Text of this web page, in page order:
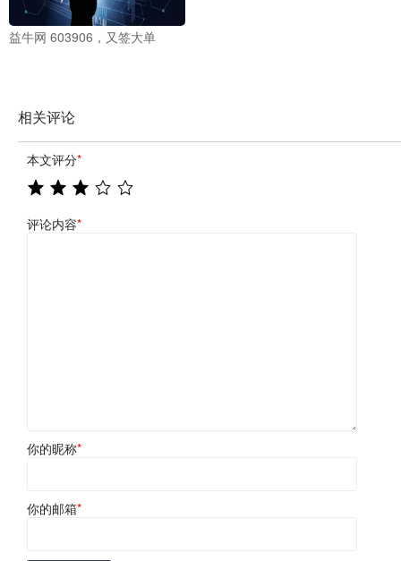
益牛网 603906，又签大单
相关评论
本文评分*
评论内容*
你的昵称*
你的邮箱*